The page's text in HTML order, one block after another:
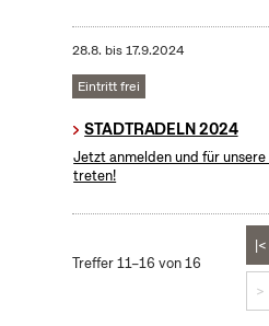
28.8. bis17.9.2024
Eintritt frei
STADTRADELN 2024
Jetzt anmelden und für
treten!
Treffer 11–16 von 16
|<
>